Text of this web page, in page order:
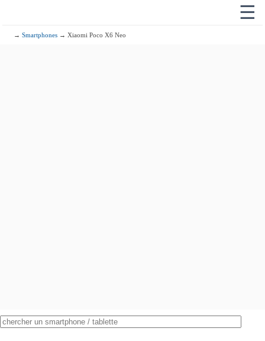
☰
→Smartphones → Xiaomi Poco X6 Neo